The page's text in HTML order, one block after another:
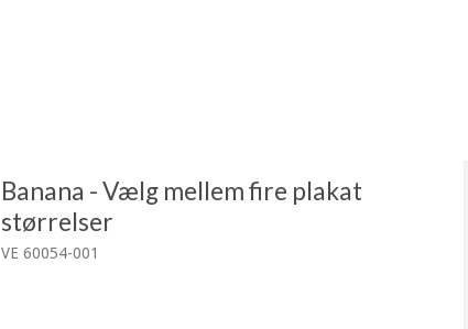
Banana - Vælg mellem fire plakat
størrelser
VE 60054-001